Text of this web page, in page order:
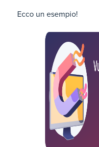
Ecco un esempio!